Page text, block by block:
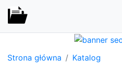
Strona główna
Katalog